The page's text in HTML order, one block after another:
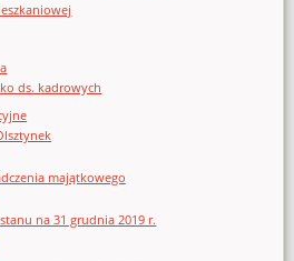
ds. kadrowych
majątkowego
na 31 grudnia 2019 r.